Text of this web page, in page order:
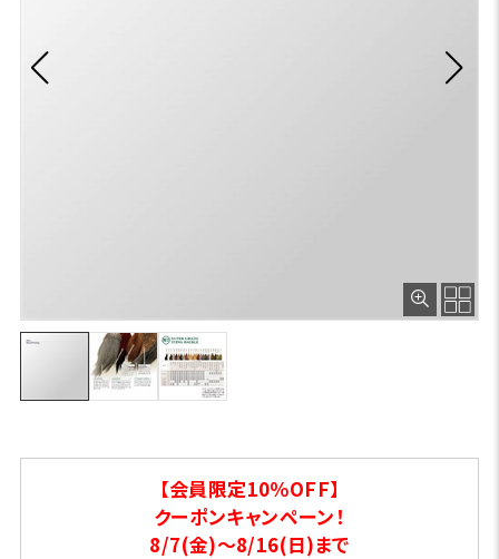
【会員限定10％OFF】
クーポンキャンペーン！
8/7(金)～8/16(日)まで